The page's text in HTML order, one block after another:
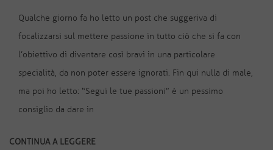
Qualche giorno fa ho letto un post che suggeriva di
focalizzarsi sul mettere passione in tutto ciò che si fa con
l’obiettivo di diventare così bravi in una particolare
specialità, da non poter essere ignorati. Fin qui nulla di male,
ma poi ho letto: “Segui le tue passioni” è un pessimo
consiglio da dare in
CONTINUA A LEGGERE